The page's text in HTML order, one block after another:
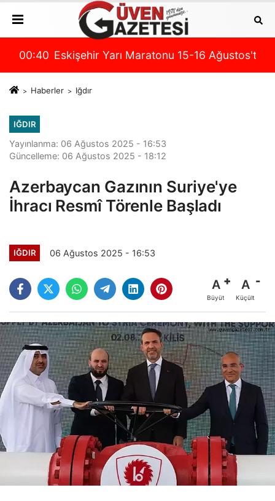
VE YAŞANABİLİR BİR İĞDIR İÇİN SAHADAYIZ"
açıklandı!
00:40 Eskişehir Yarı Maratonu 15-16 Ağustos'ta
Haberler Iğdır
IĞDIR
Yayınlanma: 06 Ağustos 2025 - 16:53
Güncelleme: 06 Ağustos 2025 - 18:12
Azerbaycan Gazının Suriye'ye
İhracı Resmî Törenle Başladı
IĞDIR 06 Ağustos 2025 - 16:53
A
Büyüt
A
Küçült